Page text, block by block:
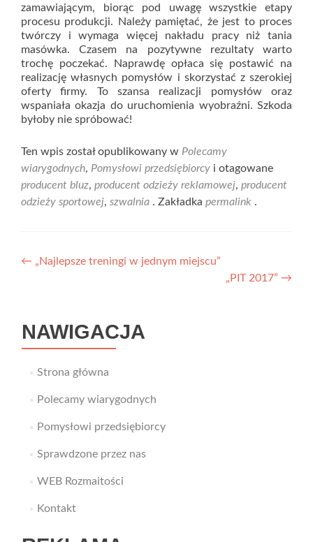
zamawiającym, biorąc pod uwagę wszystkie etapy
procesu produkcji. Należy pamiętać, że jest to proces
twórczy i wymaga więcej nakładu pracy niż tania
masówka. Czasem na pozytywne rezultaty warto
trochę poczekać. Naprawdę opłaca się postawić na
realizację własnych pomysłów i skorzystać z szerokiej
oferty firmy. To szansa realizacji pomysłów oraz
wspaniała okazja do uruchomienia wyobraźni. Szkoda
byłoby nie spróbować!
Ten wpis został opublikowany w Polecamy
wiarygodnych, Pomysłowi przedsiębiorcy i otagowane
producent bluz, producent odzieży reklamowej, producent
odzieży sportowej, szwalnia . Zakładka permalink .
Nawigacja
← „Najlepsze treningi w jednym miejscu”
„PIT 2017” →
NAWIGACJA
Strona główna
Polecamy wiarygodnych
Pomysłowi przedsiębiorcy
Sprawdzone przez nas
WEB Rozmaitości
Kontakt